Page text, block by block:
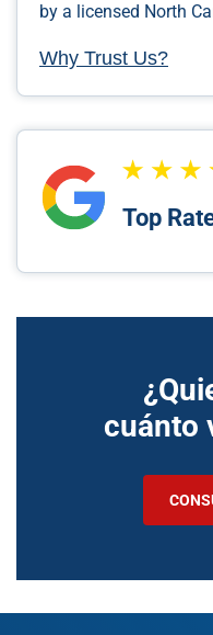
by a licensed North
Why Trust Us?
Top
cuánto